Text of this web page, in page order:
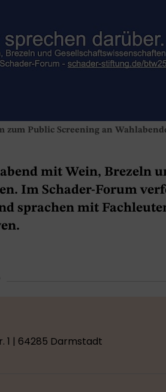
zum Public Screening an
mit Wein, Brezeln
Im Schader-Forum
sprachen mit
1 | 64285 Darmstadt